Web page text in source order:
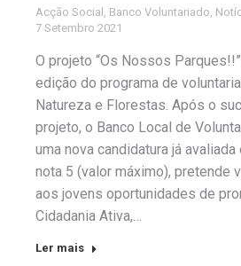
Acção Social Banco Voluntariado
7 Setembro 2021
O projeto “Os Nossos
edição do programa de
Natureza e Florestas. Após o
projeto, o Banco Local de
uma nova candidatura já
nota 5 (valor máximo), pretende
aos jovens oportunidades de
Cidadania Ativa,…
Ler mais